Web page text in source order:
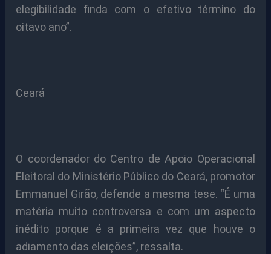
elegibilidade finda com o efetivo término do
oitavo ano”.
Ceará
O coordenador do Centro de Apoio Operacional
Eleitoral do Ministério Público do Ceará, promotor
Emmanuel Girão, defende a mesma tese. “É uma
matéria muito controversa e com um aspecto
inédito porque é a primeira vez que houve o
adiamento das eleições”, ressalta.